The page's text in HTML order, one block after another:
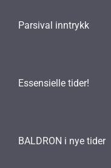
Parsival inntrykk
Essensielle tider!
BALDRON i nye tider